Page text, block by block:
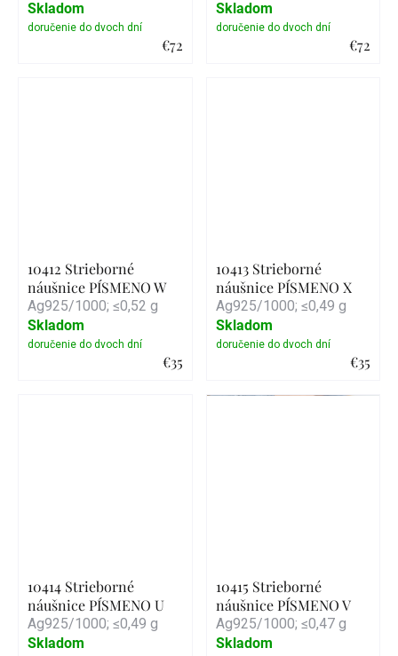
€72
Skladom
€72
Skladom
10412 Strieborné
náušnice PÍSMENO W
Ag925/1000; ≤0,52 g
€35
Skladom
10413 Strieborné
náušnice PÍSMENO X
Ag925/1000; ≤0,49 g
€35
Detail
Skladom
10414 Strieborné
náušnice PÍSMENO U
Ag925/1000; ≤0,49 g
Skladom
10415 Strieborné
náušnice PÍSMENO V
Ag925/1000; ≤0,47 g
Skladom